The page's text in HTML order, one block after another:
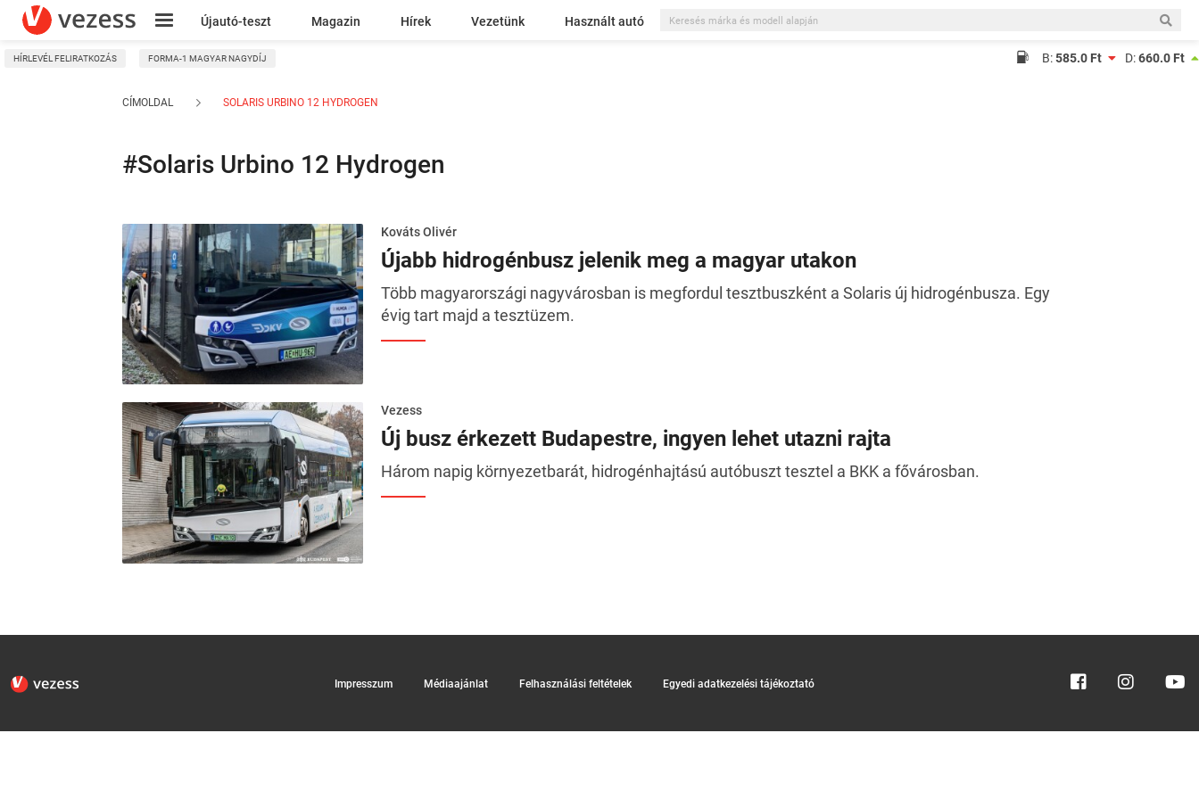
Újautó-teszt Magazin Hírek Vezetünk Használt autó
Kresz
HÍRLEVÉL FELIRATKOZÁS FORMA-1 MAGYAR NAGYDÍJ B:585.0 Ft D:660.0 Ft
CÍMOLDAL SOLARIS URBINO 12 HYDROGEN
#Solaris Urbino 12 Hydrogen
Kováts Olivér
Újabb hidrogénbusz jelenik meg a magyar utakon
Több magyarországi nagyvárosban is megfordul tesztbuszként a Solaris új hidrogénbusza. Egy
évig tart majd a tesztüzem.
Vezess
Új busz érkezett Budapestre, ingyen lehet utazni rajta
Három napig környezetbarát, hidrogénhajtású autóbuszt tesztel a BKK a fővárosban.
Impresszum Médiaajánlat Felhasználási feltételek Egyedi adatkezelési tájékoztató